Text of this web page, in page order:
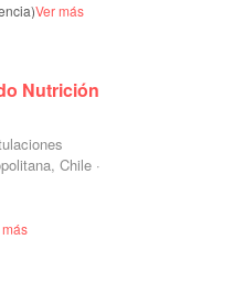
Ver más
Nutrición
Chile ·